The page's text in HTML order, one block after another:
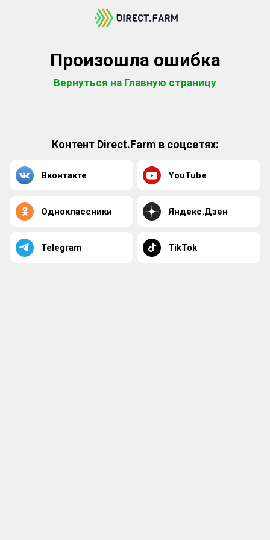
Произошла ошибка
Вернуться на Главную страницу
Контент Direct.Farm в соцсетях:
Вконтакте YouTube
Одноклассники Яндекс.Дзен
Telegram TikTok